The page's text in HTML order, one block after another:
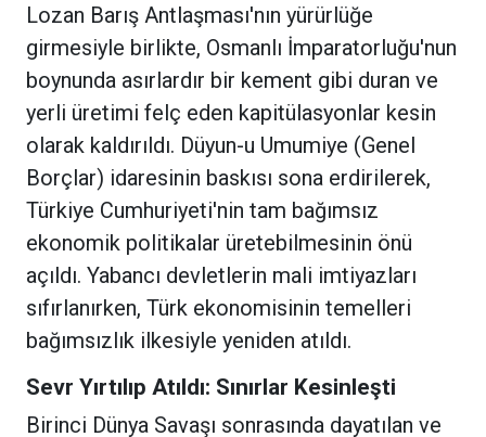
Lozan Barış Antlaşması'nın yürürlüğe
girmesiyle birlikte, Osmanlı İmparatorluğu'nun
boynunda asırlardır bir kement gibi duran ve
yerli üretimi felç eden kapitülasyonlar kesin
olarak kaldırıldı. Düyun-u Umumiye (Genel
Borçlar) idaresinin baskısı sona erdirilerek,
Türkiye Cumhuriyeti'nin tam bağımsız
ekonomik politikalar üretebilmesinin önü
açıldı. Yabancı devletlerin mali imtiyazları
sıfırlanırken, Türk ekonomisinin temelleri
bağımsızlık ilkesiyle yeniden atıldı.
Sevr Yırtılıp Atıldı: Sınırlar Kesinleşti
Birinci Dünya Savaşı sonrasında dayatılan ve